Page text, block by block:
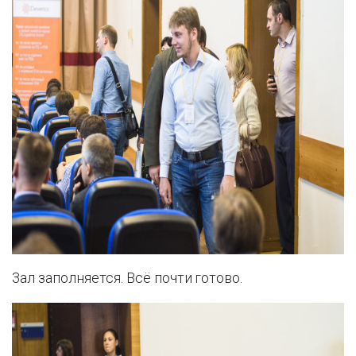
Зал заполняется. Всё почти готово.